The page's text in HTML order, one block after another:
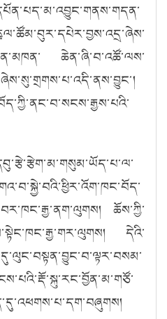
ཆེན་ཞི་བ་འཚོ་ལས་
ཆོས་ཀྱི་
དེའི་